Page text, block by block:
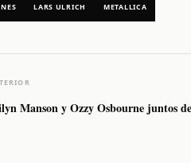
LARS ULRICH METALLICA
Manson y Ozzy Osbourne juntos